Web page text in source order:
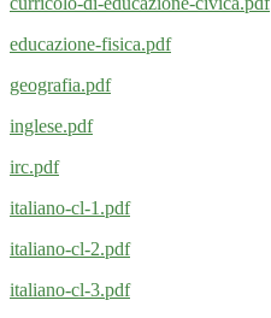
educazione-fisica.pdf
geografia.pdf
inglese.pdf
irc.pdf
italiano-cl-1.pdf
italiano-cl-2.pdf
italiano-cl-3.pdf